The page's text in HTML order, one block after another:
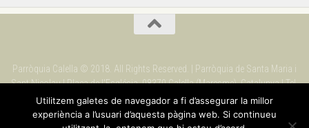
Parròquia Calella © 2018. All Rights Reserved. | Parròquia de Santa Maria i
Sant Nicolau | Plaça de l'Església. 08370 Calella (Maresme). Catalunya | Tel.
937 69 09 90
Utilitzem galetes de navegador a fi d’assegurar la millor
experiència a l’usuari d’aquesta pàgina web. Si continueu